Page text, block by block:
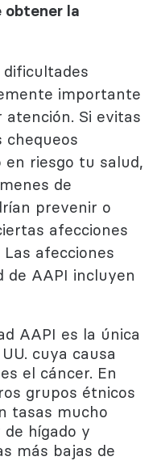
obtener la
importante
Si evitas
chequeos
en riesgo tu salud,
de
prevenir o
afecciones
afecciones
de AAPI incluyen
AAPI es la única
cuya causa
el cáncer. En
grupos étnicos
tasas mucho
hígado y
más bajas de